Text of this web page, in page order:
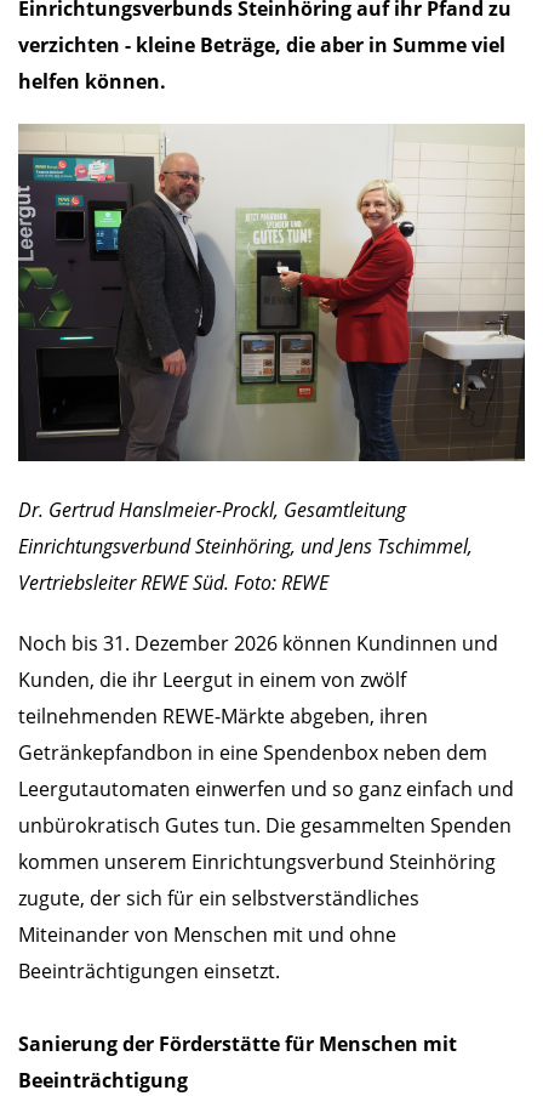
Einrichtungsverbunds Steinhöring auf ihr Pfand zu
verzichten - kleine Beträge, die aber in Summe viel
helfen können.
Dr. Gertrud Hanslmeier-Prockl, Gesamtleitung
Einrichtungsverbund Steinhöring, und Jens Tschimmel,
Vertriebsleiter REWE Süd. Foto: REWE
Noch bis 31. Dezember 2026 können Kundinnen und
Kunden, die ihr Leergut in einem von zwölf
teilnehmenden REWE-Märkte abgeben, ihren
Getränkepfandbon in eine Spendenbox neben dem
Leergutautomaten einwerfen und so ganz einfach und
unbürokratisch Gutes tun. Die gesammelten Spenden
kommen unserem Einrichtungsverbund Steinhöring
zugute, der sich für ein selbstverständliches
Miteinander von Menschen mit und ohne
Beeinträchtigungen einsetzt.
Sanierung der Förderstätte für Menschen mit
Beeinträchtigung